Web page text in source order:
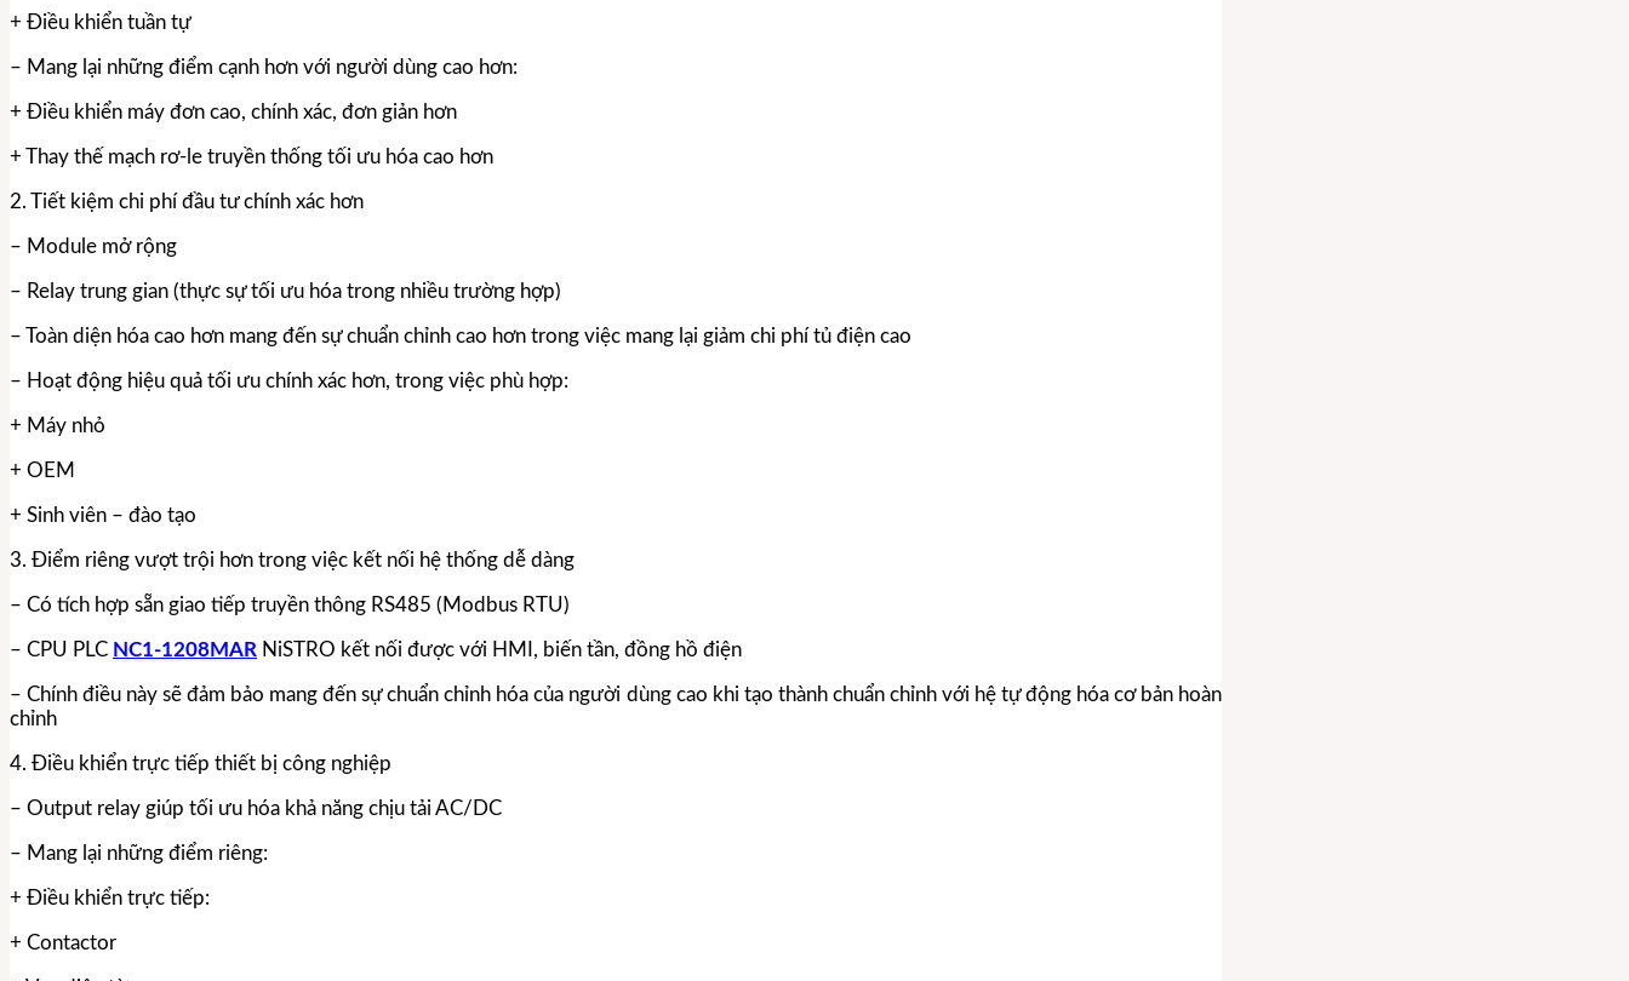
+ Điều khiển tuần tự
– Mang lại những điểm cạnh hơn với người dùng cao hơn:
+ Điều khiển máy đơn cao, chính xác, đơn giản hơn
+ Thay thế mạch rơ-le truyền thống tối ưu hóa cao hơn
2. Tiết kiệm chi phí đầu tư chính xác hơn
– Module mở rộng
– Relay trung gian (thực sự tối ưu hóa trong nhiều trường hợp)
– Toàn diện hóa cao hơn mang đến sự chuẩn chỉnh cao hơn trong việc mang lại giảm chi phí tủ điện cao
– Hoạt động hiệu quả tối ưu chính xác hơn, trong việc phù hợp:
+ Máy nhỏ
+ OEM
+ Sinh viên – đào tạo
3. Điểm riêng vượt trội hơn trong việc kết nối hệ thống dễ dàng
– Có tích hợp sẵn giao tiếp truyền thông RS485 (Modbus RTU)
– CPU PLC NC1-1208MAR NiSTRO kết nối được với HMI, biến tần, đồng hồ điện
– Chính điều này sẽ đảm bảo mang đến sự chuẩn chỉnh hóa của người dùng cao khi tạo thành chuẩn chỉnh với hệ tự động hóa cơ bản hoàn
chỉnh
4. Điều khiển trực tiếp thiết bị công nghiệp
– Output relay giúp tối ưu hóa khả năng chịu tải AC/DC
– Mang lại những điểm riêng:
+ Điều khiển trực tiếp:
+ Contactor